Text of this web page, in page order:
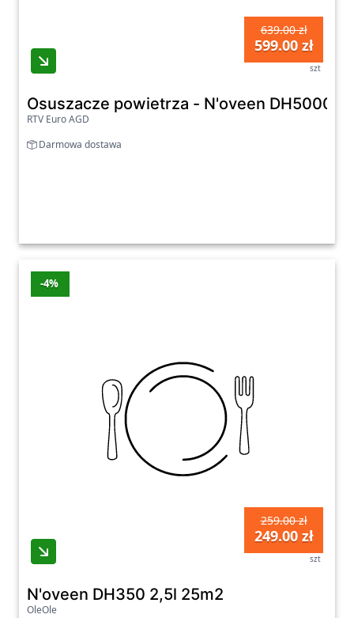
639.00 zł
599.00 zł
szt
Osuszacze powietrza - N'oveen DH5000
RTV Euro AGD
Darmowa dostawa
-4%
259.00 zł
249.00 zł
szt
N'oveen DH350 2,5l 25m2
OleOle